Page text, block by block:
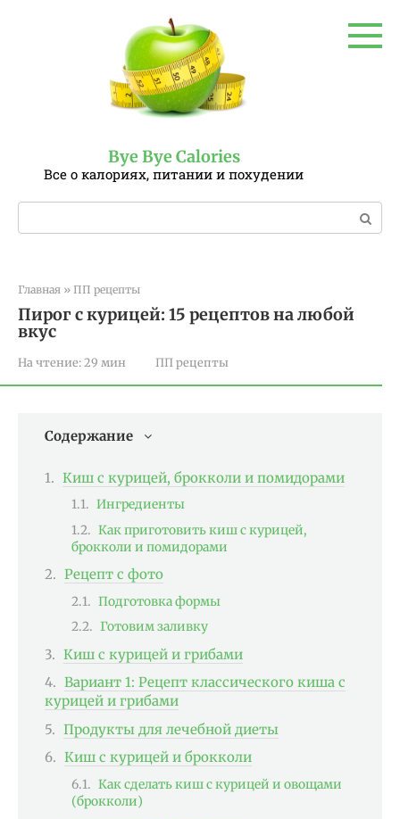
Bye Bye Calories
Все о калориях, питании и похудении
Поиск:
Главная » ПП рецепты
Пирог с курицей: 15 рецептов на любой
вкус
На чтение: 29 мин ПП рецепты
Содержание
Киш с курицей, брокколи и помидорами
Ингредиенты
Как приготовить киш с курицей,
брокколи и помидорами
Рецепт с фото
Подготовка формы
Готовим заливку
Киш с курицей и грибами
Вариант 1: Рецепт классического киша с
курицей и грибами
Продукты для лечебной диеты
Киш с курицей и брокколи
Как сделать киш с курицей и овощами
(брокколи)